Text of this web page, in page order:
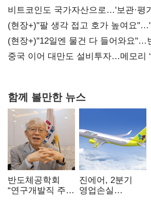
비트코인도 국가자산으로…'보관·평
숙제
(현장+)"팔 생각 접고 호가 높여요
20억 키맞추기
(현장+)"12일엔 물건 다 들어와요"…
연 홈플러스
중국 이어 대만도 설비투자…메모리 ‘
함께 볼만한 뉴스
반도체공학회
“연구개발직 주
진에어, 2분기
영업손실